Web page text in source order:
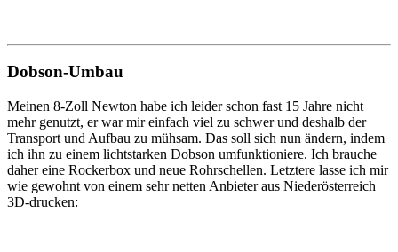
Dobson-Umbau
Meinen 8-Zoll Newton habe ich leider schon fast 15 Jahre nicht
mehr genutzt, er war mir einfach viel zu schwer und deshalb der
Transport und Aufbau zu mühsam. Das soll sich nun ändern, indem
ich ihn zu einem lichtstarken Dobson umfunktioniere. Ich brauche
daher eine Rockerbox und neue Rohrschellen. Letztere lasse ich mir
wie gewohnt von einem sehr netten Anbieter aus Niederösterreich
3D-drucken: